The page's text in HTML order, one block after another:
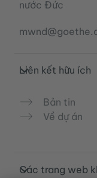
nước Đức
Liên kết hữu ích
Bản tin
Về dự án
Các trang web